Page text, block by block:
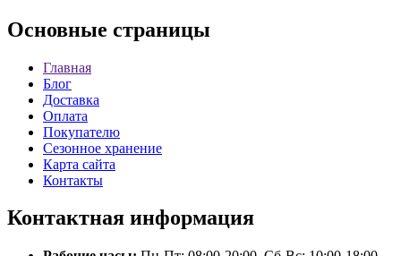
Основные страницы
Главная
Блог
Доставка
Оплата
Покупателю
Сезонное хранение
Карта сайта
Контакты
Контактная информация